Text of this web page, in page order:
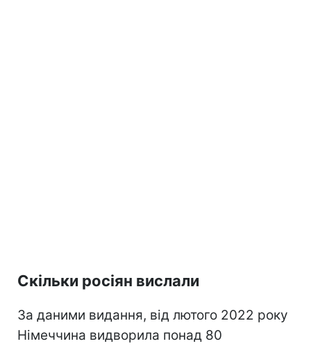
Скільки росіян вислали
За даними видання, від лютого 2022 року
Німеччина видворила понад 80